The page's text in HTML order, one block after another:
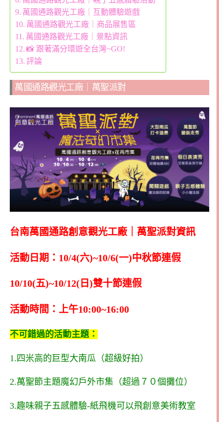
萬國通路觀光工廠｜互動體驗遊戲
萬國通路觀光工廠｜商品展售區
萬國通路觀光工廠｜景點資訊
📸 跟著滿分環遊全台灣~GO!
評論
萬國通路觀光工廠｜萬聖派對
台南萬國通路創意觀光工廠｜萬聖派對資訊
活動日期：10/4(六)~10/6(一)中秋節連假
10/10(五)~10/12(日)雙十節連假
活動時間：上午10:00~16:00
不可錯過的活動主題：
1.四米高的巨型大南瓜（超級好拍）
2.萬聖節主題魔幻戶外市集（超過７０個攤位）
3.趣味親子五感體驗-紙飛機可以飛創意美術教室